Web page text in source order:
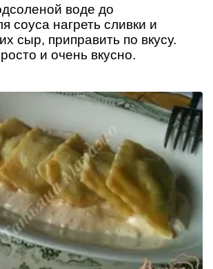
воде до
соуса нагреть сливки и
сыр, приправить по вкусу.
и очень вкусно.